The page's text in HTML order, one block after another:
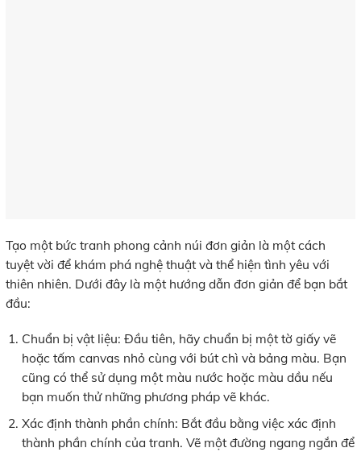
Tạo một bức tranh phong cảnh núi đơn giản là một cách
tuyệt vời để khám phá nghệ thuật và thể hiện tình yêu với
thiên nhiên. Dưới đây là một hướng dẫn đơn giản để bạn bắt
đầu:
Chuẩn bị vật liệu: Đầu tiên, hãy chuẩn bị một tờ giấy vẽ
hoặc tấm canvas nhỏ cùng với bút chì và bảng màu. Bạn
cũng có thể sử dụng một màu nước hoặc màu dầu nếu
bạn muốn thử những phương pháp vẽ khác.
Xác định thành phần chính: Bắt đầu bằng việc xác định
thành phần chính của tranh. Vẽ một đường ngang ngắn để